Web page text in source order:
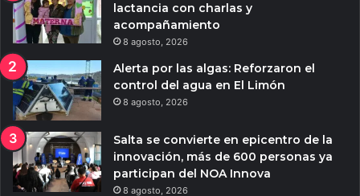
lactancia con charlas y
acompañamiento
8 agosto, 2026
Alerta por las algas: Reforzaron el
control del agua en El Limón
8 agosto, 2026
Salta se convierte en epicentro de la
innovación, más de 600 personas ya
participan del NOA Innova
8 agosto, 2026